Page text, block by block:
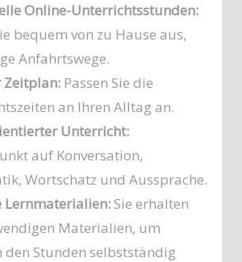
Online-Unterrichtsstunden:
bequem von zu Hause aus,
Anfahrtswege.
Zeitplan:Passen Sie die
an Ihren Alltag an.
Unterricht:
auf Konversation,
Wortschatz und Aussprache.
Lernmaterialien:Sie erhalten
Materialien, um
den Stunden selbstständig